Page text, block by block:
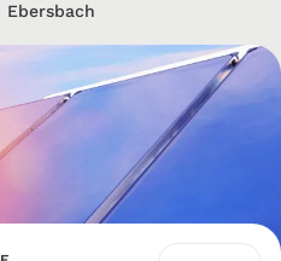
Ebersbach